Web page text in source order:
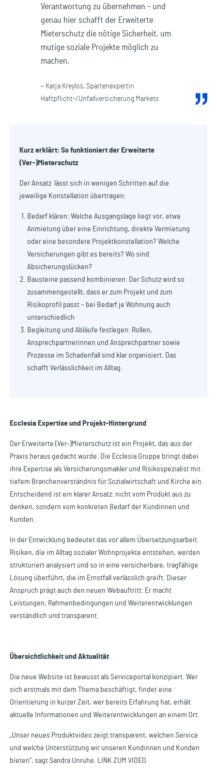
Verantwortung zu übernehmen – und
genau hier schafft der Erweiterte
Mieterschutz die nötige Sicherheit, um
mutige soziale Projekte möglich zu
machen.
– Katja Kreylos, Spartenexpertin
Haftpflicht-/Unfallversicherung Markets
Kurz erklärt: So funktioniert der Erweiterte
(Ver-)Mieterschutz
Der Ansatz lässt sich in wenigen Schritten auf die
jeweilige Konstellation übertragen:
Bedarf klären: Welche Ausgangslage liegt vor, etwa
Anmietung über eine Einrichtung, direkte Vermietung
oder eine besondere Projektkonstellation? Welche
Versicherungen gibt es bereits? Wo sind
Absicherungslücken?
Bausteine passend kombinieren: Der Schutz wird so
zusammengestellt, dass er zum Projekt und zum
Risikoprofil passt – bei Bedarf je Wohnung auch
unterschiedlich
Begleitung und Abläufe festlegen: Rollen,
Ansprechpartnerinnen und Ansprechpartner sowie
Prozesse im Schadenfall sind klar organisiert. Das
schafft Verlässlichkeit im Alltag.
Ecclesia Expertise und Projekt-Hintergrund
Der Erweiterte (Ver-)Mieterschutz ist ein Projekt, das aus der
Praxis heraus gedacht wurde. Die Ecclesia Gruppe bringt dabei
ihre Expertise als Versicherungsmakler und Risikospezialist mit
tiefem Branchenverständnis für Sozialwirtschaft und Kirche ein.
Entscheidend ist ein klarer Ansatz: nicht vom Produkt aus zu
denken, sondern vom konkreten Bedarf der Kundinnen und
Kunden.
In der Entwicklung bedeutet das vor allem Übersetzungsarbeit.
Risiken, die im Alltag sozialer Wohnprojekte entstehen, werden
strukturiert analysiert und so in eine versicherbare, tragfähige
Lösung überführt, die im Ernstfall verlässlich greift. Dieser
Anspruch prägt auch den neuen Webauftritt: Er macht
Leistungen, Rahmenbedingungen und Weiterentwicklungen
verständlich und transparent.
Übersichtlichkeit und Aktualität
Die neue Website ist bewusst als Serviceportal konzipiert. Wer
sich erstmals mit dem Thema beschäftigt, findet eine
Orientierung in kurzer Zeit, wer bereits Erfahrung hat, erhält
aktuelle Informationen und Weiterentwicklungen an einem Ort.
„Unser neues Produktvideo zeigt transparent, welchen Service
und welche Unterstützung wir unseren Kundinnen und Kunden
bieten“, sagt Sandra Unruhe. LINK ZUM VIDEO